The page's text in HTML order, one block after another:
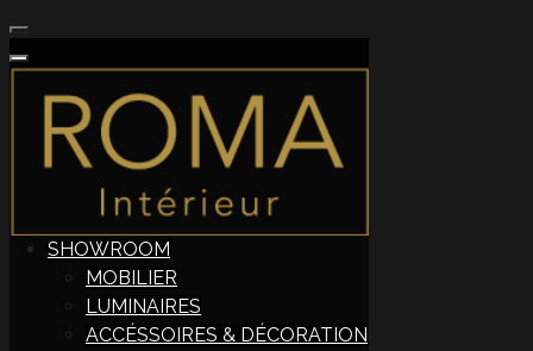
SHOWROOM
MOBILIER
LUMINAIRES
ACCÉSSOIRES & DÉCORATION